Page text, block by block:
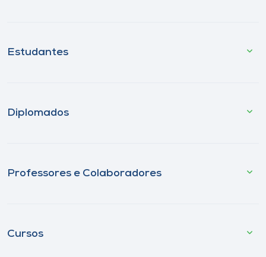
Estudantes
Diplomados
Professores e Colaboradores
Cursos